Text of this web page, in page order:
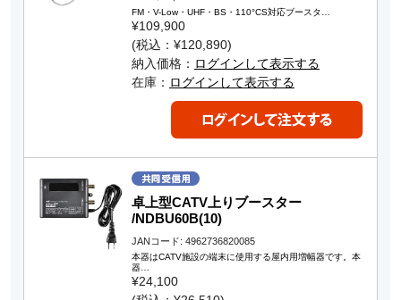
FM・V-Low・UHF・BS・110°CS対応ブースタ…
¥109,900
(税込：¥120,890)
納入価格： ログインして表示する
在庫： ログインして表示する
卓上型CATV上りブースター
/NDBU60B(10)
JANコード: 4962736820085
本器はCATV施設の端末に使用する屋内用増幅器です。本
器…
¥24,100